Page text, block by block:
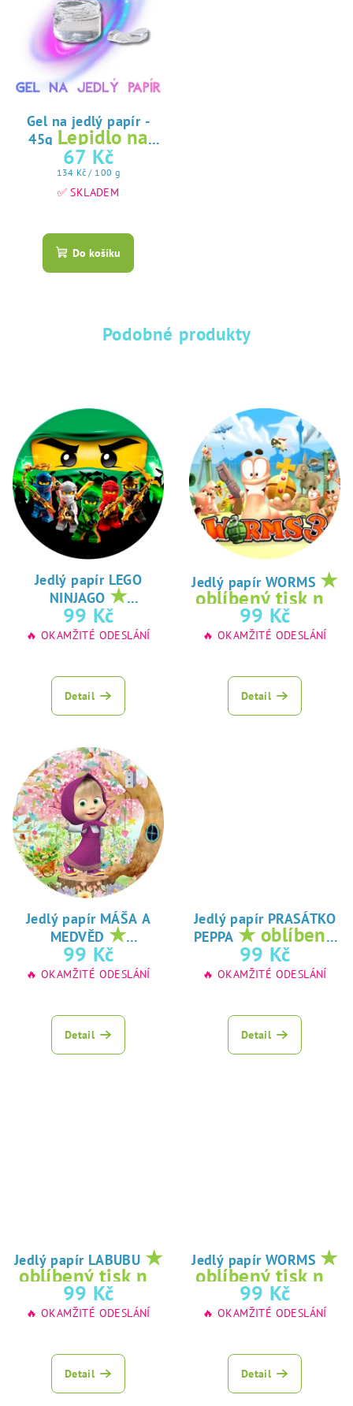
Gel na jedlý papír -
45g Lepidlo na
jedlý papír
67 Kč
Měrná
cena:
134 Kč / 100 g
✅ SKLADEM
hodnocení
produktu
hvězdiček.
Do košíku
Podobné produkty
Jedlý papír LEGO
NINJAGO ★
oblíbený tisk na
jedlý papír
99 Kč
🔥 OKAMŽITÉ ODESLÁNÍ
Detail
Jedlý papír WORMS ★
oblíbený tisk na
jedlý papír
99 Kč
🔥 OKAMŽITÉ ODESLÁNÍ
Detail
Jedlý papír MÁŠA A
MEDVĚD ★
oblíbený tisk na
jedlý papír
99 Kč
🔥 OKAMŽITÉ ODESLÁNÍ
Detail
Jedlý papír PRASÁTKO
PEPPA ★ oblíbený
tisk na jedlý
papír
99 Kč
🔥 OKAMŽITÉ ODESLÁNÍ
Detail
Jedlý papír LABUBU ★
oblíbený tisk na
jedlý papír
99 Kč
🔥 OKAMŽITÉ ODESLÁNÍ
Detail
Jedlý papír WORMS ★
oblíbený tisk na
jedlý papír
99 Kč
🔥 OKAMŽITÉ ODESLÁNÍ
Detail